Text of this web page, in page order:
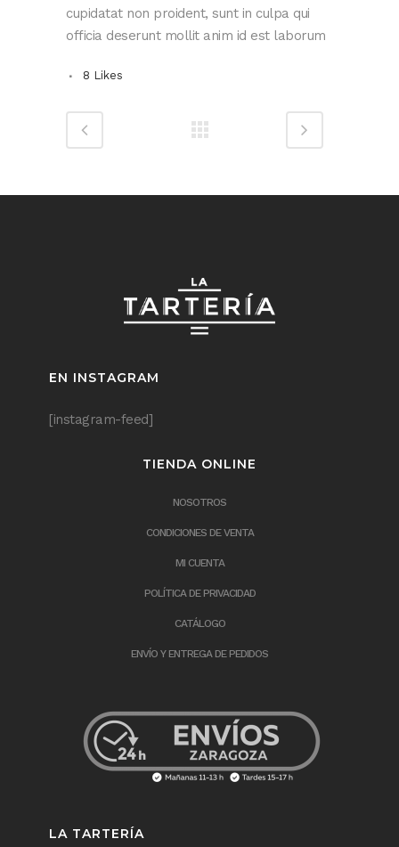
cupidatat non proident, sunt in culpa qui
officia deserunt mollit anim id est laborum
8 Likes
EN INSTAGRAM
[instagram-feed]
TIENDA ONLINE
NOSOTROS
CONDICIONES DE VENTA
MI CUENTA
POLÍTICA DE PRIVACIDAD
CATÁLOGO
ENVÍO Y ENTREGA DE PEDIDOS
LA TARTERÍA